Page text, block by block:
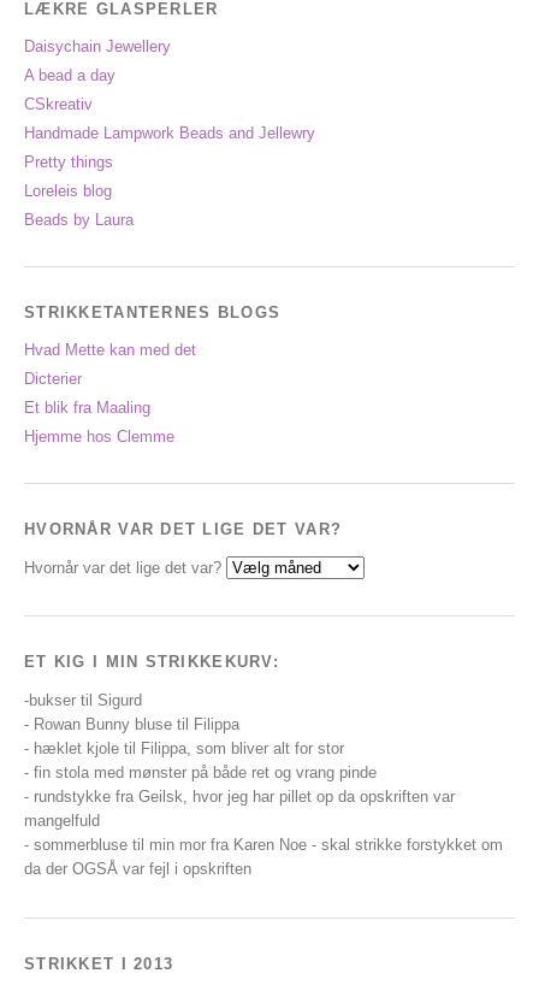
LÆKRE GLASPERLER
Daisychain Jewellery
A bead a day
CSkreativ
Handmade Lampwork Beads and Jellewry
Pretty things
Loreleis blog
Beads by Laura
STRIKKETANTERNES BLOGS
Hvad Mette kan med det
Dicterier
Et blik fra Maaling
Hjemme hos Clemme
HVORNÅR VAR DET LIGE DET VAR?
Hvornår var det lige det var?
ET KIG I MIN STRIKKEKURV:
-bukser til Sigurd
- Rowan Bunny bluse til Filippa
- hæklet kjole til Filippa, som bliver alt for stor
- fin stola med mønster på både ret og vrang pinde
- rundstykke fra Geilsk, hvor jeg har pillet op da opskriften var
mangelfuld
- sommerbluse til min mor fra Karen Noe - skal strikke forstykket om
da der OGSÅ var fejl i opskriften
STRIKKET I 2013